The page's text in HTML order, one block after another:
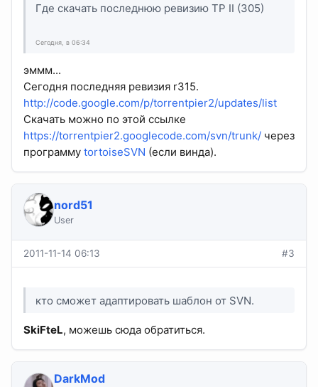
Где скачать последнюю ревизию TP II (305)
Сегодня, в 06:34
эммм...
Сегодня последняя ревизия r315.
http://code.google.com/p/torrentpier2/updates/list
Скачать можно по этой ссылке
https://torrentpier2.googlecode.com/svn/trunk/ через
программу tortoiseSVN (если винда).
nord51
User
2011-11-14 06:13 #3
кто сможет адаптировать шаблон от SVN.
SkiFteL, можешь сюда обратиться.
DarkMod